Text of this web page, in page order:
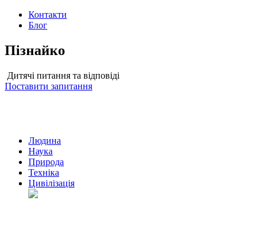
Контакти
Блог
Пізнайко
Дитячі питання та відповіді
Поставити запитання
Людина
Наука
Природа
Техніка
Цивілізація